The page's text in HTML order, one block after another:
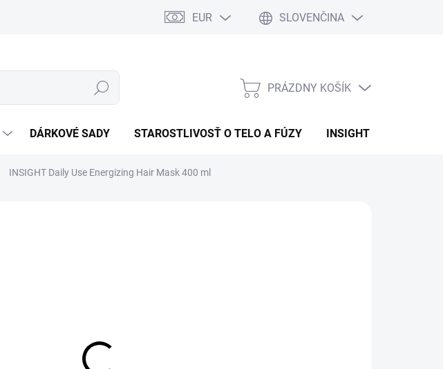
EUR SLOVENČINA
Hľadať
NÁKUPNÝ
PRÁZDNY KOŠÍK
DÁRKOVÉ SADY STAROSTLIVOSŤ O TELO A FÚZY INSIGHT
INSIGHT Daily Use Energizing Hair Mask 400 ml